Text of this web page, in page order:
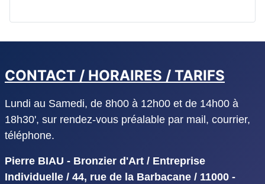
CONTACT / HORAIRES / TARIFS
Lundi au Samedi, de 8h00 à 12h00 et de 14h00 à
18h30', sur rendez-vous préalable par mail, courrier,
téléphone.
Pierre BIAU - Bronzier d'Art / Entreprise
Individuelle / 44, rue de la Barbacane / 11000 -